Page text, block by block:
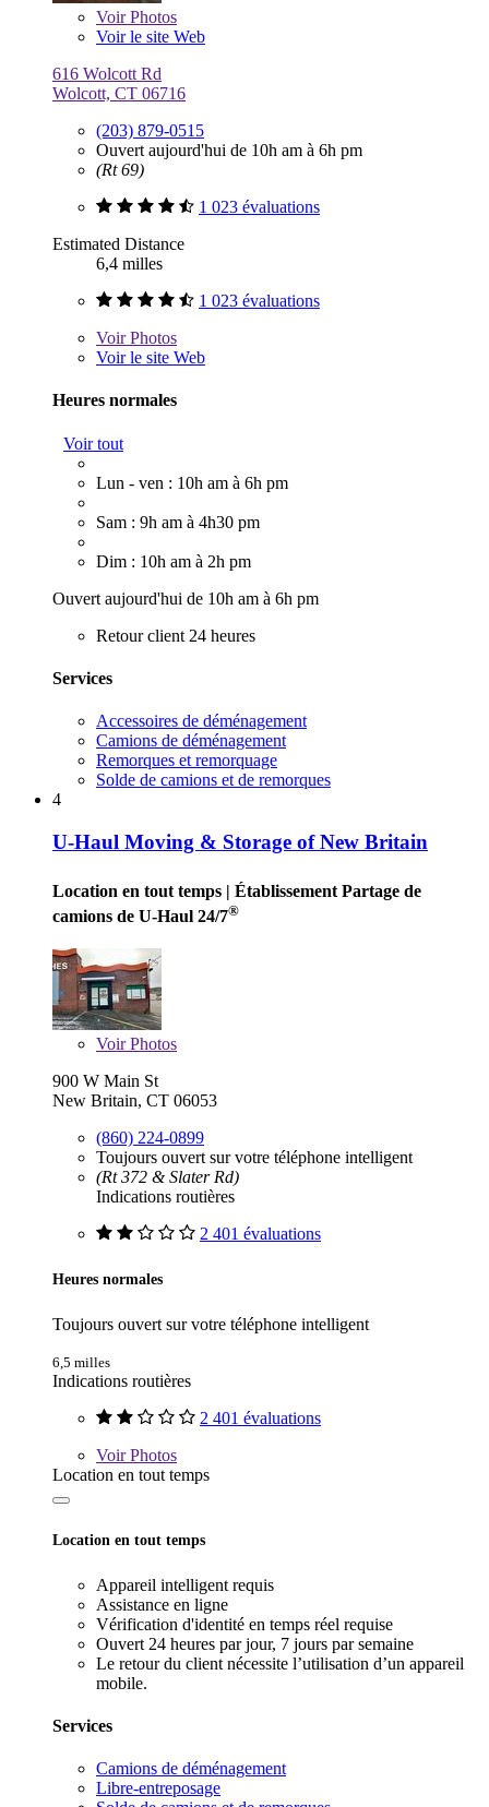
VoirPhotos
Voir le site Web
616 Wolcott Rd
Wolcott, CT 06716
(203) 879-0515
Ouvert aujourd'hui de 10h am à 6h pm
(Rt 69)
1 023 évaluations
Estimated Distance
6,4 milles
1 023 évaluations
VoirPhotos
Voir le site Web
Heures normales
Voir tout
Lun - ven : 10h am à 6h pm
Sam : 9h am à 4h30 pm
Dim : 10h am à 2h pm
Ouvert aujourd'hui de 10h am à 6h pm
Retour client 24 heures
Services
Accessoires de déménagement
Camions de déménagement
Remorques et remorquage
Solde de camions et de remorques
4
U-Haul Moving & Storage of New Britain
Location en tout temps | Établissement Partage de
camions de U-Haul 24/7®
VoirPhotos
900 W Main St
New Britain, CT 06053
(860) 224-0899
Toujours ouvert sur votre téléphone intelligent
(Rt 372 & Slater Rd)
Indications routières
2 401 évaluations
Heures normales
Toujours ouvert sur votre téléphone intelligent
6,5 milles
Indications routières
2 401 évaluations
VoirPhotos
Location en tout temps
Location en tout temps
Appareil intelligent requis
Assistance en ligne
Vérification d'identité en temps réel requise
Ouvert 24 heures par jour, 7 jours par semaine
Le retour du client nécessite l’utilisation d’un appareil
mobile.
Services
Camions de déménagement
Libre-entreposage